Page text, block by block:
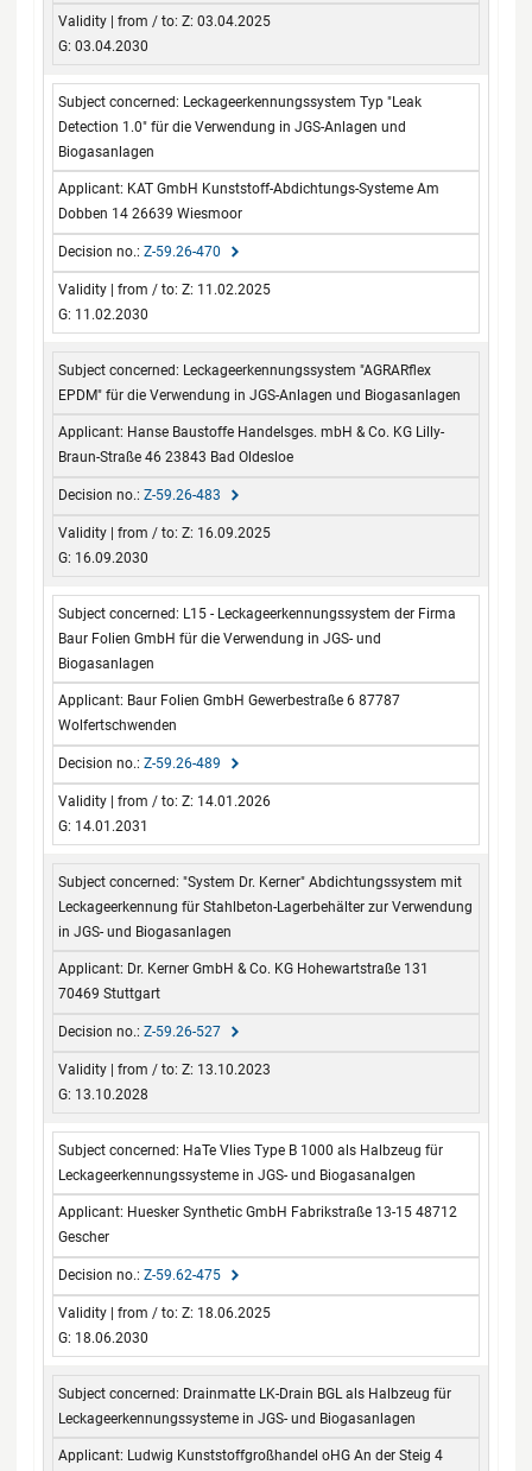
Z: 03.04.2025
G: 03.04.2030
Leckageerkennungssystem Typ "Leak
Detection 1.0" für die Verwendung in JGS-Anlagen und
Biogasanlagen
KAT GmbH Kunststoff-Abdichtungs-Systeme Am
Dobben 14 26639 Wiesmoor
Z-59.26-470
Z: 11.02.2025
G: 11.02.2030
Leckageerkennungssystem "AGRARflex
EPDM" für die Verwendung in JGS-Anlagen und Biogasanlagen
Hanse Baustoffe Handelsges. mbH & Co. KG Lilly-
Braun-Straße 46 23843 Bad Oldesloe
Z-59.26-483
Z: 16.09.2025
G: 16.09.2030
L15 - Leckageerkennungssystem der Firma
Baur Folien GmbH für die Verwendung in JGS- und
Biogasanlagen
Baur Folien GmbH Gewerbestraße 6 87787
Wolfertschwenden
Z-59.26-489
Z: 14.01.2026
G: 14.01.2031
"System Dr. Kerner" Abdichtungssystem mit
Leckageerkennung für Stahlbeton-Lagerbehälter zur Verwendung
in JGS- und Biogasanlagen
Dr. Kerner GmbH & Co. KG Hohewartstraße 131
70469 Stuttgart
Z-59.26-527
Z: 13.10.2023
G: 13.10.2028
HaTe Vlies Type B 1000 als Halbzeug für
Leckageerkennungssysteme in JGS- und Biogasanalgen
Huesker Synthetic GmbH Fabrikstraße 13-15 48712
Gescher
Z-59.62-475
Z: 18.06.2025
G: 18.06.2030
Drainmatte LK-Drain BGL als Halbzeug für
Leckageerkennungssysteme in JGS- und Biogasanlagen
Ludwig Kunststoffgroßhandel oHG An der Steig 4